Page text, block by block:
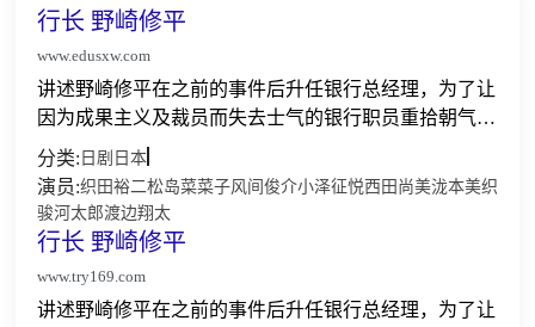
行长 野崎修平
www.edusxw.com
讲述野崎修平在之前的事件后升任银行总经理，为了让
因为成果主义及裁员而失去士气的银行职员重拾朝气，
成为对社会有贡献的银行，他和上作已登场，为人不择
手段，已升为常务的立川祥子，及融资部的石原俊之合
作进行改...
分类: 日剧 日本
演员:织田裕二松岛菜菜子风间俊介小泽征悦西田尚美泷本美织
骏河太郎渡边翔太
行长 野崎修平
www.try169.com
讲述野崎修平在之前的事件后升任银行总经理，为了让